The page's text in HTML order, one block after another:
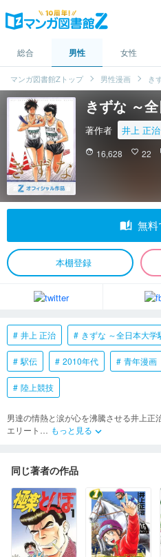
総合 男性 女性
マンガ図書館Zトップ 男性漫画 き
きずな ～
著作者 井上 正治
face 16,628 favorite_border 22
auto_stories 無料
本棚登録
井上 正治 きずな ～全日本大学
駅伝 2010年代 青年漫画
陸上競技
男達の情熱と涙が心を沸騰させる井上
エリート … もっと見る keyboard_arrow_down
同じ著者の作品